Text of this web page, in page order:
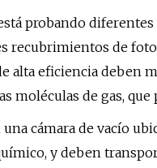
probando
recubrimientos de
alta eficiencia deben
moléculas de gas,
cámara de vacío
y deben